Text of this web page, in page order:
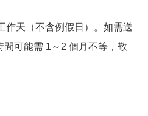
作天（不含例假日）。如需送
間可能需 1～2 個月不等，敬